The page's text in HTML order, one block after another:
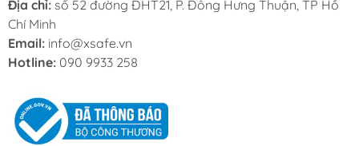
Địa chỉ: số 52 đường ĐHT21, P. Đông Hưng Thuận, TP Hồ
Chí Minh
Email: info@xsafe.vn
Hotline: 090 9933 258